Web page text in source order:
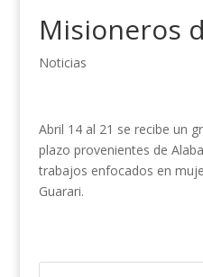
Misioneros
Noticias
Abril 14 al 21 se recibe un
plazo provenientes de
trabajos enfocados en
Guarari.